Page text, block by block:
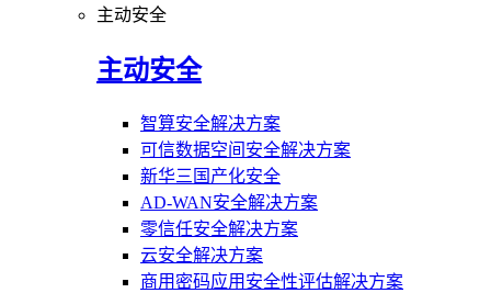
主动安全
主动安全
智算安全解决方案
可信数据空间安全解决方案
新华三国产化安全
AD-WAN安全解决方案
零信任安全解决方案
云安全解决方案
商用密码应用安全性评估解决方案